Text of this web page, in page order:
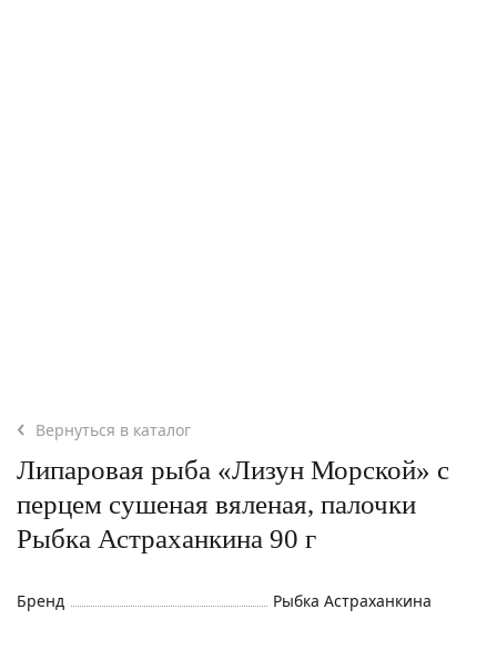
Вернуться в каталог
Липаровая рыба «Лизун Морской» с
перцем сушеная вяленая, палочки
Рыбка Астраханкина 90 г
Бренд Рыбка Астраханкина